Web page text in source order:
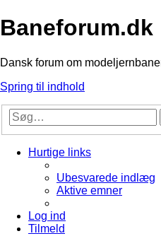
Baneforum.dk
Dansk forum om
Spring til indhold
Hurtige links
Ubesvarede indlæg
Aktive emner
Log ind
Tilmeld